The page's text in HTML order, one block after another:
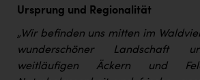
Ursprung und Regionalität
„Wir befinden uns mitten im
wunderschöner Landschaft
weitläufigen Äckern und